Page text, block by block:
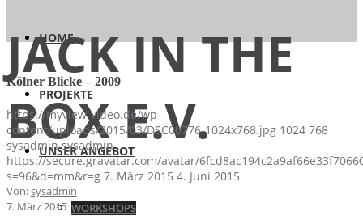
HOME
PROJEKTE
UNSER ANGEBOT
WORKSHOPS
JACK IN THE
BOX E.V.
Kölner Blicke – 2009
https://myview-video.de/wp-
content/uploads/2015/03/DSC00776-1024x768.jpg 1024 768
sysadmin sysadmin
https://secure.gravatar.com/avatar/
s=96&d=mm&r=g 7. März 2015 4. Juni 2015
Von:sysadmin
7. März 2015